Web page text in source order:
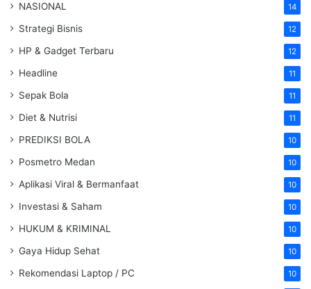
NASIONAL 14
Strategi Bisnis 12
HP & Gadget Terbaru 12
Headline 11
Sepak Bola 11
Diet & Nutrisi 11
PREDIKSI BOLA 10
Posmetro Medan 10
Aplikasi Viral & Bermanfaat 10
Investasi & Saham 10
HUKUM & KRIMINAL 10
Gaya Hidup Sehat 10
Rekomendasi Laptop / PC 10